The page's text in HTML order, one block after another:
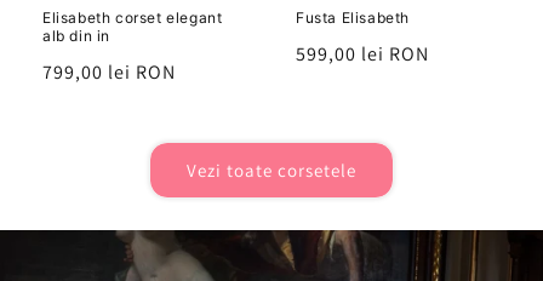
Elisabeth corset elegant
alb din in
Preț
799,00 lei RON
Fusta Elisabeth
Preț
599,00 lei RON
Vezi toate corsetele